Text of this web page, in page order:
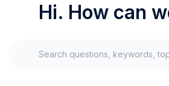
Hi. How can